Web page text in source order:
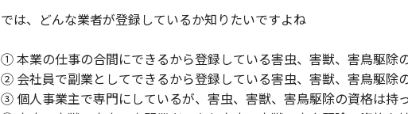
では、どんな業者が登録しているか知りたいですよね
① 本業の仕事の合間にできるから登録している害虫、害獣、害鳥駆除
② 会社員で副業としてできるから登録している害虫、害獣、害鳥駆除
③ 個人事業主で専門にしているが、害虫、害獣、害鳥駆除の資格は持